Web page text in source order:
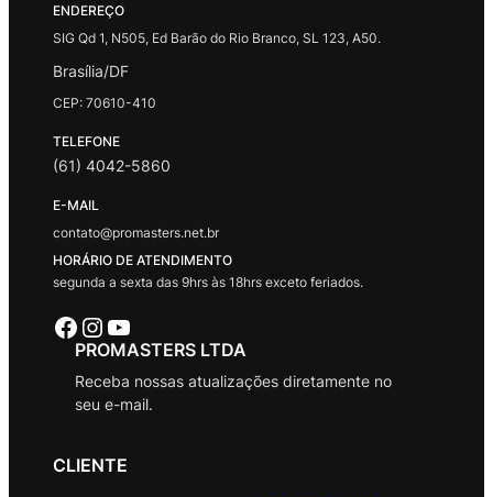
ENDEREÇO
SIG Qd 1, N505, Ed Barão do Rio Branco, SL 123, A50.
Brasília/DF
CEP: 70610-410
TELEFONE
(61) 4042-5860
E-MAIL
contato@promasters.net.br
HORÁRIO DE ATENDIMENTO
segunda a sexta das 9hrs às 18hrs exceto feriados.
Facebook Instagram Youtube
PROMASTERS LTDA
Receba nossas atualizações diretamente no
seu e-mail.
CLIENTE